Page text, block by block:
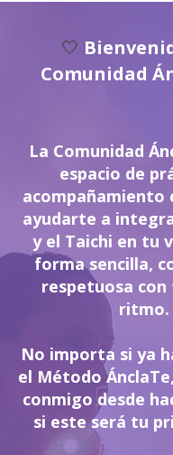
🤍
Comunidad
La Comunidad
espacio de
acompañamiento
ayudarte a
y el Taichi en tu
forma sencilla,
respetuosa
ritmo.
No importa si ya
el Método
conmigo desde
si este será tu